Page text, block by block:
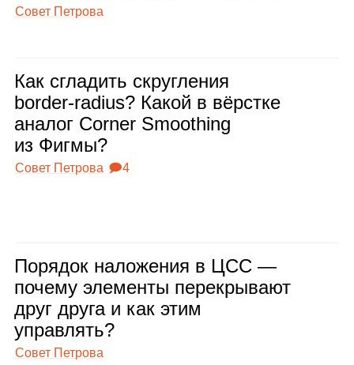
Совет Петрова
Как сгла­дить скруг­ле­ния
border‑radius? Какой в вёрстке
ана­лог Corner Smoothing
из Фигмы?
Совет Петрова 🗩4
Поря­док нало­же­ния в ЦСС —
почему эле­менты пере­кры­вают
друг друга и как этим
управ­лять?
Совет Петрова